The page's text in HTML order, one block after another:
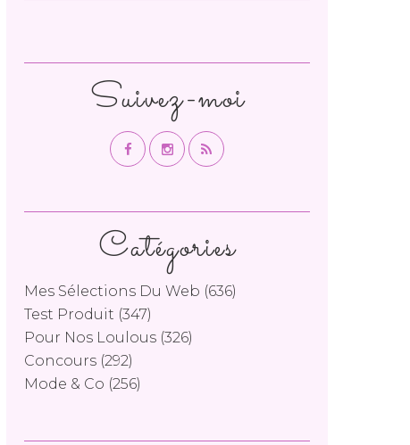
Catégories
Mes Sélections Du Web (636)
Test Produit (347)
Pour Nos Loulous (326)
Concours (292)
Mode & Co (256)
Suivez-moi